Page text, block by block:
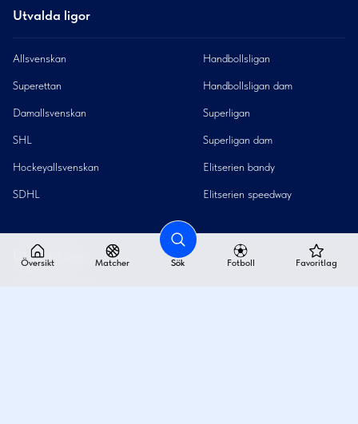
Översikt Matcher Sök Fotboll Favoritlag
Utvalda ligor
Allsvenskan
Superettan
Damallsvenskan
SHL
Hockeyallsvenskan
SDHL
Handbollsligan
Handbollsligan dam
Superligan
Superligan dam
Elitserien bandy
Elitserien speedway
Utvalda lag